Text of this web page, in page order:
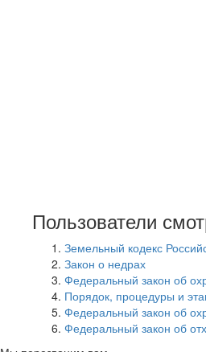
Пользователи
Земельный кодекс
Закон о недрах
Федеральный закон об
Порядок, процедуры и
Федеральный закон об
Федеральный закон об